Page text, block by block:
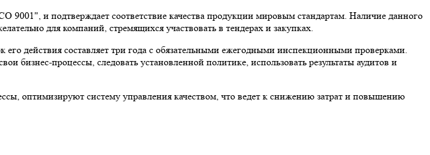
и подтверждает соответствие качества продукции мировым стандартам. Наличие данного
для компаний, стремящихся участвовать в тендерах и закупках.
действия составляет три года с обязательными ежегодными инспекционными проверками.
бизнес-процессы, следовать установленной политике, использовать результаты аудитов и
оптимизируют систему управления качеством, что ведет к снижению затрат и повышению